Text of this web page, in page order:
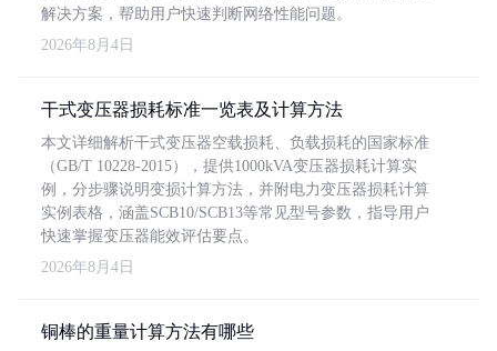
解决方案，帮助用户快速判断网络性能问题。
2026年8月4日
干式变压器损耗标准一览表及计算方法
本文详细解析干式变压器空载损耗、负载损耗的国家标准
（GB/T 10228-2015），提供1000kVA变压器损耗计算实
例，分步骤说明变损计算方法，并附电力变压器损耗计算
实例表格，涵盖SCB10/SCB13等常见型号参数，指导用户
快速掌握变压器能效评估要点。
2026年8月4日
铜棒的重量计算方法有哪些